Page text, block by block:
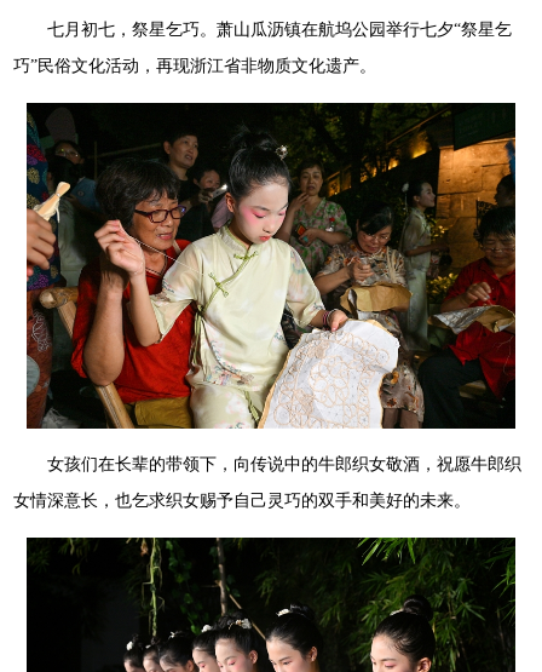
七月初七，祭星乞巧。萧山瓜沥镇在航坞公园举行七夕“祭星乞
巧”民俗文化活动，再现浙江省非物质文化遗产。
女孩们在长辈的带领下，向传说中的牛郎织女敬酒，祝愿牛郎织
女情深意长，也乞求织女赐予自己灵巧的双手和美好的未来。